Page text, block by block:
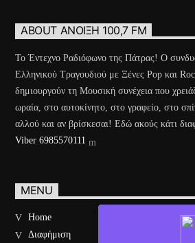
ABOUT ΆΝΟΙΞΗ 100,7 FM
Το Έντεχνο Ραδιόφωνο της Πάτρας! Ο
Ελληνικού Τραγουδιού με Ξένες Pop και
δημιουργούν τη Μουσική συνέχεια που
ωραία, στο αυτοκίνητο, στο γραφείο, στο
αλλού και αν βρίσκεσαι! Εδώ ακούς κάτι
Viber 6985570111
MENU
Home
Διαφήμιση